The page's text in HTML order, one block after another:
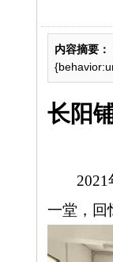
内容摘要：
长阳
2021
一堂，回